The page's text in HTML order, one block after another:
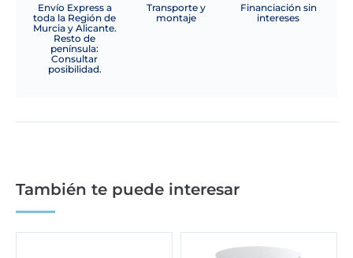
Envío Express a
toda la Región de
Murcia y Alicante.
Resto de
península:
Consultar
posibilidad.
Transporte y
montaje
Financiación sin
intereses
También te puede interesar